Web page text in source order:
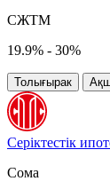
СЖТМ
19.9% - 30%
Толығырак
Серіктестік
Сома